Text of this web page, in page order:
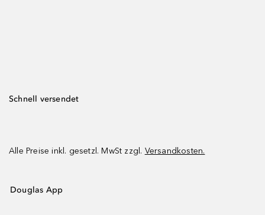
Schnell versendet
Alle Preise inkl. gesetzl. MwSt zzgl. Versandkosten.
Douglas App